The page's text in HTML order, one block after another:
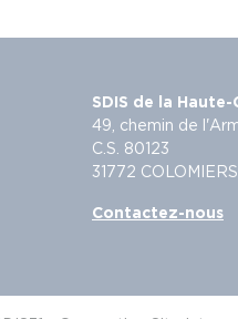
SDIS de la Haute-
49, chemin de
C.S. 80123
31772
Contactez-nous